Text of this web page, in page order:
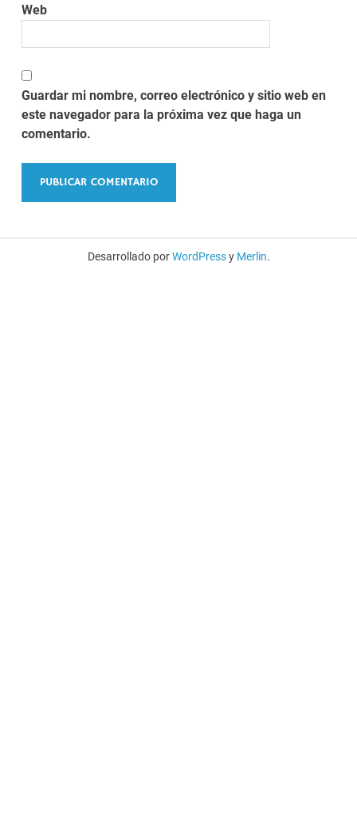
Web
Guardar mi nombre, correo electrónico y sitio web en
este navegador para la próxima vez que haga un
comentario.
Desarrollado porWordPressy Merlin.